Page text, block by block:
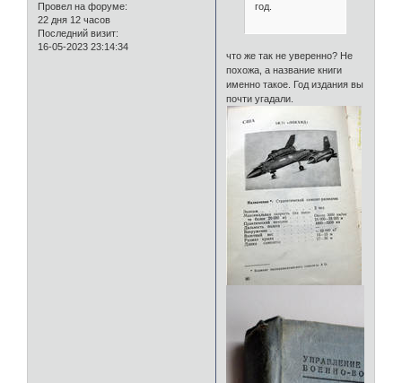
Провел на форуме:
22 дня 12 часов
Последний визит:
16-05-2023 23:14:34
год.
что же так не уверенно? Не
похожа, а название книги
именно такое. Год издания вы
почти угадали.